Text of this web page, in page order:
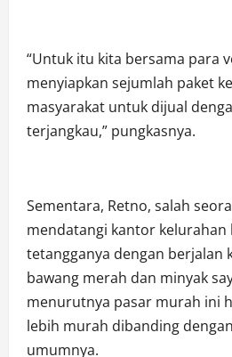
“Untuk itu kita bersama para
menyiapkan sejumlah paket
masyarakat untuk dijual
terjangkau,” pungkasnya.
Sementara, Retno, salah
mendatangi kantor kelurahan
tetangganya dengan berjalan
bawang merah dan minyak
menurutnya pasar murah ini
lebih murah dibanding
umumnya.